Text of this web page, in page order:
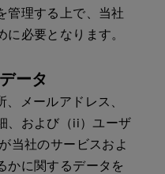
管理する上で、当社
必要となります。
ータ
メールアドレス、
、および（ii）ユーザ
当社のサービスおよ
かに関するデータを